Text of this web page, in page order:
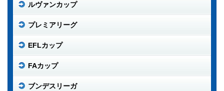
ルヴァンカップ
プレミアリーグ
EFLカップ
FAカップ
ブンデスリーガ